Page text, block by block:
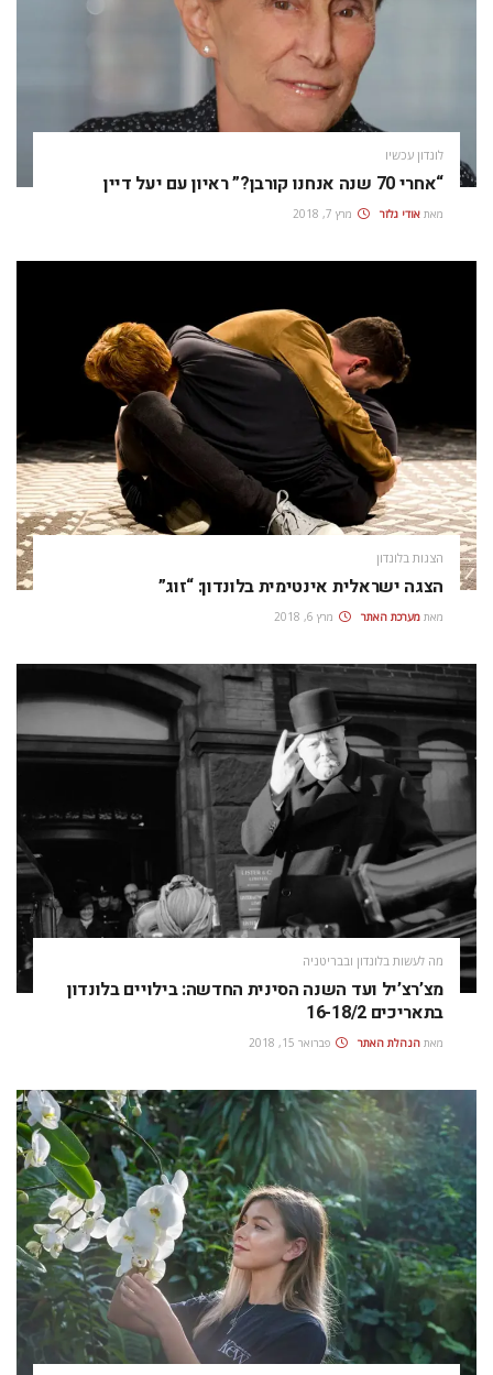
לונדון עכשיו
“אחרי 70 שנה אנחנו קורבן?” ראיון עם יעל דיין
מאת אודי גלזר מרץ 7, 2018
הצגות בלונדון
הצגה ישראלית אינטימית בלונדון: “זוג”
מאת מערכת האתר מרץ 6, 2018
מה לעשות בלונדון ובבריטניה
מצ’רצ’יל ועד השנה הסינית החדשה: בילויים בלונדון
בתאריכים 16-18/2
מאת הנהלת האתר פברואר 15, 2018